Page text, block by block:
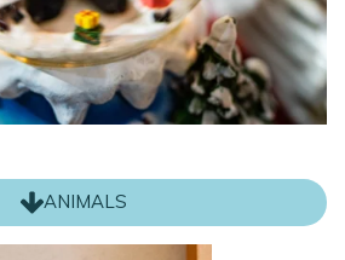
ANIMALS